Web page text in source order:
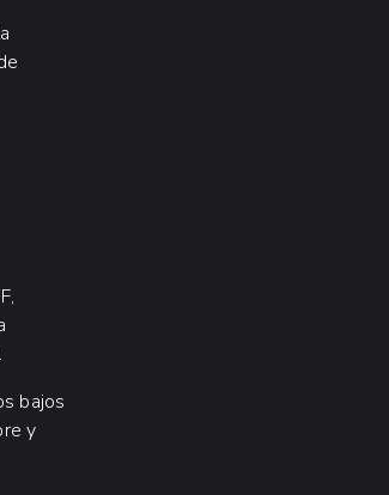
bajos
y